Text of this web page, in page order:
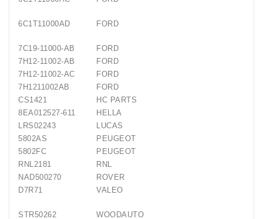
6C1T11000AD FORD
7C19-11000-AB
FORD
7H12-11002-AB
FORD
7H12-11002-AC
FORD
7H1211002AB
FORD
CS1421
HC PARTS
8EA012527-611
HELLA
LRS02243
LUCAS
5802AS
PEUGEOT
5802FC
PEUGEOT
RNL2181
RNL
NAD500270
ROVER
D7R71
VALEO
STR50262 WOODAUTO